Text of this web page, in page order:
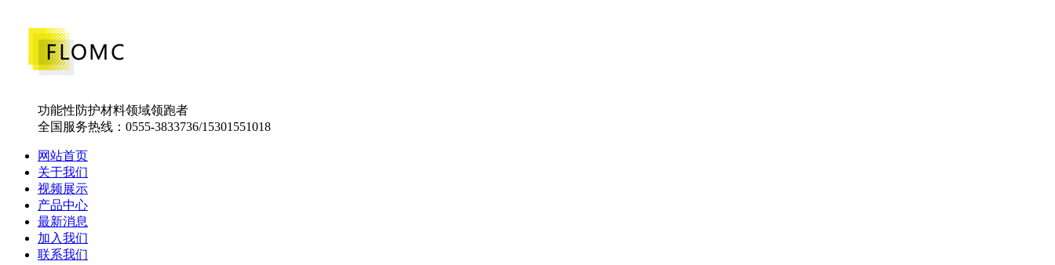
功能性防护材料领域领跑者
全国服务热线：0555-3833736/15301551018
网站首页
关于我们
视频展示
产品中心
最新消息
加入我们
联系我们